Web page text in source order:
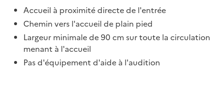
Accueil à proximité directe de l'entrée
Chemin vers l'accueil de plain pied
Largeur minimale de 90 cm sur toute la circulation
menant à l'accueil
Pas d'équipement d'aide à l'audition